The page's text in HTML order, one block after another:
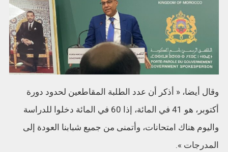
وقال أيضا، « أذكر أن عدد الطلبة المقاطعين لحدود دورة
أكتوبر، هو 41 في المائة، إذا 60 في المائة دخلوا للدراسة
واليوم هناك امتحانات، وأتمنى من جميع شبابنا العودة إلى
المدرجات ».